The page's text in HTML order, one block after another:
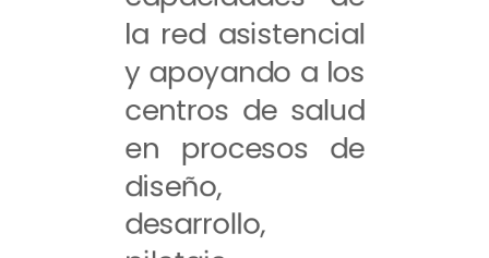
la red asistencial
y apoyando a los
centros de salud
en procesos de
diseño,
desarrollo,